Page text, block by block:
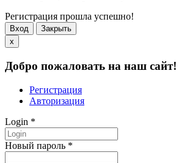
Регистрация прошла успешно!
Вход
Закрыть
x
Добро пожаловать на наш сайт!
Регистрация
Авторизация
Login *
Новый пароль *